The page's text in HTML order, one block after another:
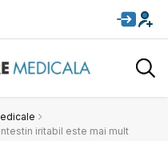
iritabil este mai mult